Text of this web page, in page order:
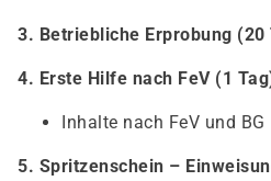
3. Betriebliche Erprobung (20
4. Erste Hilfe nach FeV (1
Inhalte nach FeV und BG
5. Spritzenschein –